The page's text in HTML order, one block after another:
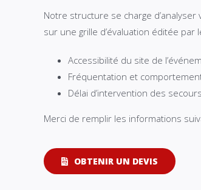
Notre structure se charge
sur une grille d’évaluation éditée
Accessibilité du site de
Fréquentation et
Délai d’intervention des
Merci de remplir les informations
OBTENIR UN DEVIS